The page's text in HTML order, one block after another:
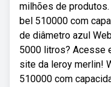
milhões de
bel 510000 com
de diâmetro azul
5000 litros? Acesse
site da leroy merlin!
510000 com